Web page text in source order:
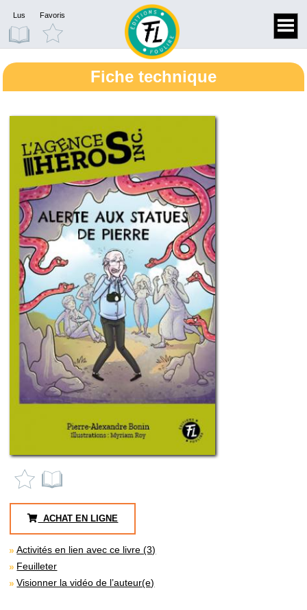
Lus Favoris
Fiche technique
ACHAT EN LIGNE
Activités en lien avec ce livre (3)
Feuilleter
Visionner la vidéo de l’auteur(e)